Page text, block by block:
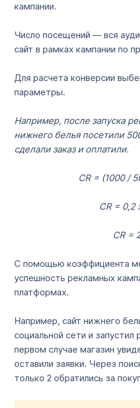
кампании.
Число посещений — вся
сайт в рамках кампании по
Для расчета конверсии
параметры.
Например, после запуска
нижнего белья посетили
сделали заказ и оплатили.
CR = (1000 /
CR = 0,2
CR =
С помощью коэффициента
успешность рекламных
платформах.
Например, сайт нижнего
социальной сети и запустил
первом случае магазин
оставили заявки. Через
только 2 обратились за